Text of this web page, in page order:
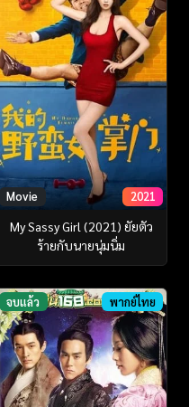
Movie 2021
My Sassy Girl (2021) ยัยตัว
ร้ายกับนายนุ่มนิ่ม
จบแล้ว พากย์ไทย